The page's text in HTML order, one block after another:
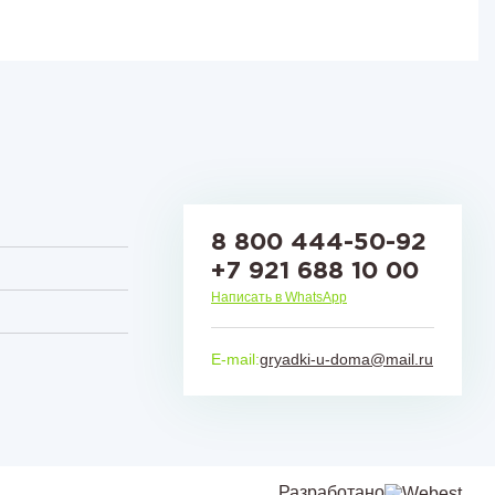
8 800 444-50-92
+7 921 688 10 00
Написать в WhatsApp
E-mail:gryadki-u-doma@mail.ru